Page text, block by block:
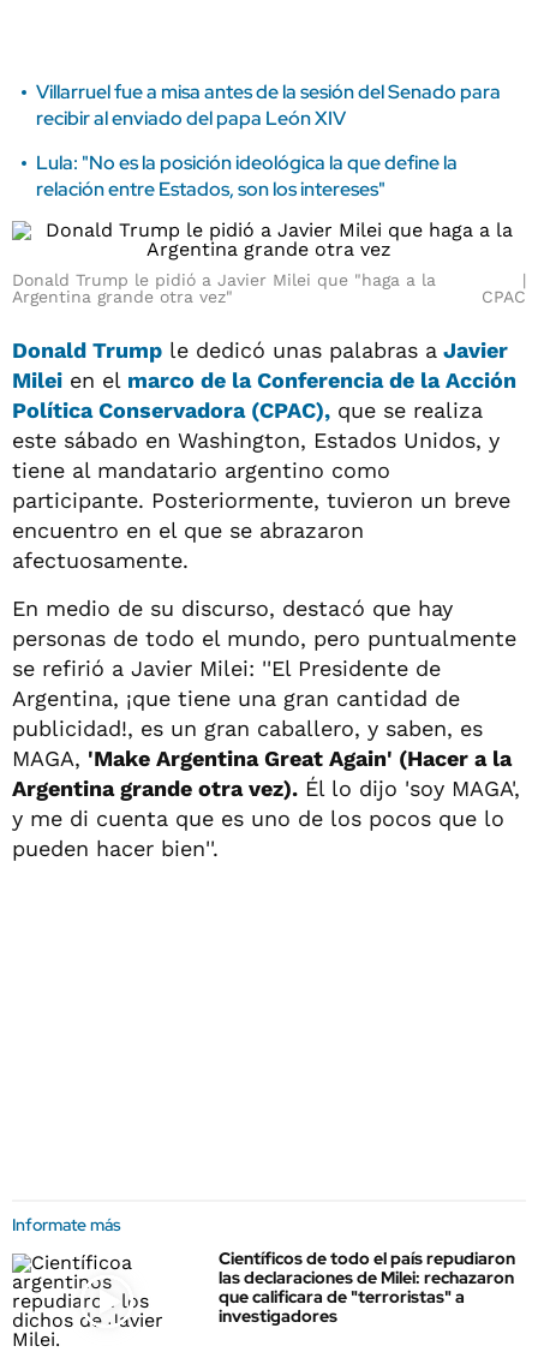
Villarruel fue a misa antes de la sesión del Senado para
recibir al enviado del papa León XIV
Lula: "No es la posición ideológica la que define la
relación entre Estados, son los intereses"
Donald Trump le pidió a Javier Milei que "haga a la
Argentina grande otra vez"
CPAC
Donald Trump le dedicó unas palabras a Javier
Milei en el marco de laConferencia de la Acción
Política Conservadora (CPAC), que se realiza
este sábado en Washington, Estados Unidos, y
tiene al mandatario argentino como
participante. Posteriormente, tuvieron un breve
encuentro en el que se abrazaron
afectuosamente.
En medio de su discurso, destacó que hay
personas de todo el mundo, pero puntualmente
se refirió a Javier Milei: ''El Presidente de
Argentina, ¡que tiene una gran cantidad de
publicidad!, es un gran caballero, y saben, es
MAGA, 'Make Argentina Great Again' (Hacer a la
Argentina grande otra vez). Él lo dijo 'soy MAGA',
y me di cuenta que es uno de los pocos que lo
pueden hacer bien''.
Informate más
Científicos de todo el país repudiaron
las declaraciones de Milei: rechazaron
que calificara de "terroristas" a
investigadores